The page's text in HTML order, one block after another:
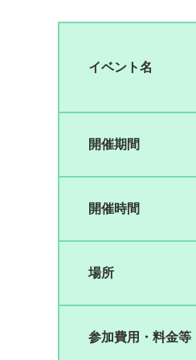
イベント名
開催期間
開催時間
場所
参加費用・料金等